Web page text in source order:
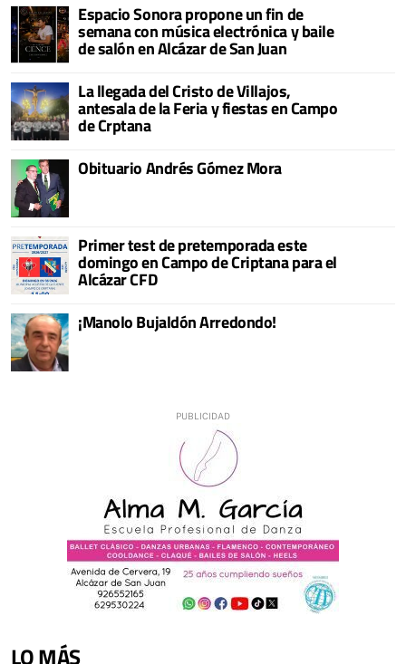
Espacio Sonora propone un fin de
semana con música electrónica y baile
de salón en Alcázar de San Juan
La llegada del Cristo de Villajos,
antesala de la Feria y fiestas en Campo
de Crptana
Obituario Andrés Gómez Mora
Primer test de pretemporada este
domingo en Campo de Criptana para el
Alcázar CFD
¡Manolo Bujaldón Arredondo!
LO MÁS